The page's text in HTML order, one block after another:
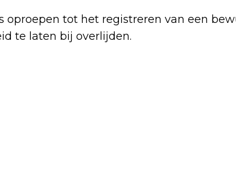
oproepen tot het registreren van een
te laten bij overlijden.